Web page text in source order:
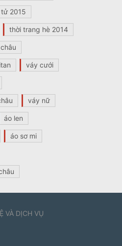
2015
thời trang hè 2014
váy cưới
váy nữ
áo len
áo sơ mi
VÀ DỊCH VỤ